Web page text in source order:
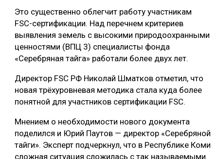
ЦИФРОВАЯ СРЕДА
БИОЭНЕРГЕТИКА
ЛЕСОВОССТАНОВЛЕНИЕ И ЗАЩИТА
ЛОГИСТИКА
ПРОИЗВОДСТВО ДРЕВЕСНЫХ ПЛИТ
ЦБП
КОМПЛЕКСНАЯ ПЕРЕРАБОТКА
ЛЕСОПИЛЕНИЕ
РУБРИКИ
ТЕМАТИЧЕСКИЕ ПРОЕКТЫ
ПОДБОРКИ СТАТЕЙ
Это существенно облегчит работу участникам
FSC-сертификации. Над перечнем критериев
выявления земель с высокими природоохранными
ценностями (ВПЦ 3) специалисты фонда
«Серебряная тайга» работали более двух лет.
Директор FSC РФ Николай Шматков отметил, что
новая трёхуровневая методика стала куда более
понятной для участников сертификации FSC.
Мнением о необходимости нового документа
поделился и Юрий Паутов — директор «Серебряной
тайги». Эксперт подчеркнул, что в Республике Коми
сложная ситуация сложилась с так называемыми